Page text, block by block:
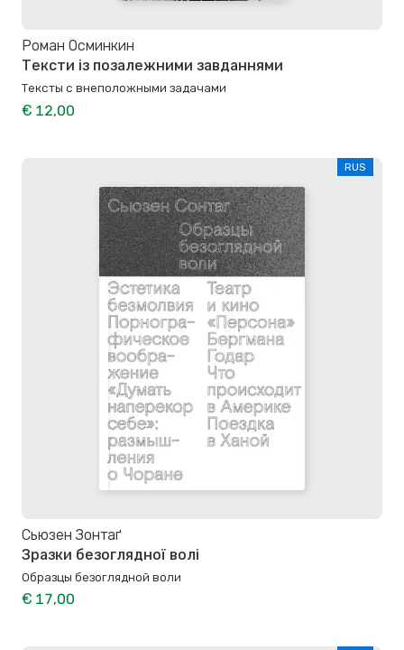
Роман Осминкин
Тексти із позалежними завданнями
Тексты с внеположными задачами
€ 12,00
RUS
Сьюзен Зонтаґ
Зразки безоглядної волі
Образцы безоглядной воли
€ 17,00